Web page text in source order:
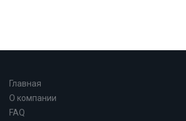
Главная
О компании
FAQ